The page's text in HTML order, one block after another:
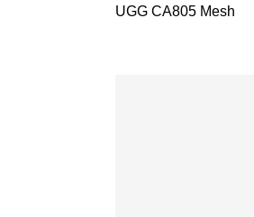
UGG CA805 Mesh